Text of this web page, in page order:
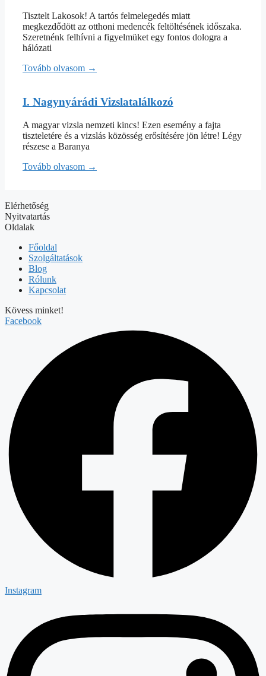
Tisztelt Lakosok! A tartós felmelegedés miatt
megkezdődött az otthoni medencék feltöltésének időszaka.
Szeretnénk felhívni a figyelmüket egy fontos dologra a
hálózati
Tovább olvasom →
I. Nagynyárádi Vizslatalálkozó
A magyar vizsla nemzeti kincs! Ezen esemény a fajta
tiszteletére és a vizslás közösség erősítésére jön létre! Légy
részese a Baranya
Tovább olvasom →
Elérhetőség
Nyitvatartás
Oldalak
Főoldal
Szolgáltatások
Blog
Rólunk
Kapcsolat
Kövess minket!
Facebook
Instagram